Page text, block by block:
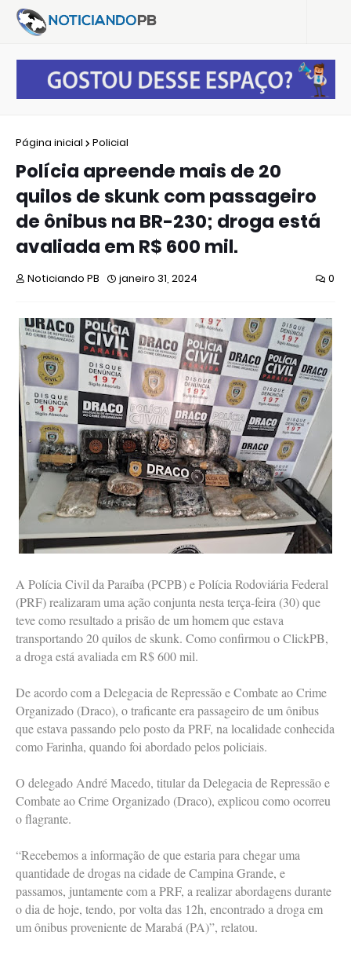
Página inicial Policial
Polícia apreende mais de 20
quilos de skunk com passageiro
de ônibus na BR-230; droga está
avaliada em R$ 600 mil.
Noticiando PB janeiro 31, 2024 0
A Polícia Civil da Paraíba (PCPB) e Polícia Rodoviária Federal
(PRF) realizaram uma ação conjunta nesta terça-feira (30) que
teve como resultado a prisão de um homem que estava
transportando 20 quilos de skunk. Como confirmou o ClickPB,
a droga está avaliada em R$ 600 mil.
De acordo com a Delegacia de Repressão e Combate ao Crime
Organizado (Draco), o traficante era passageiro de um ônibus
que estava passando pelo posto da PRF, na localidade conhecida
como Farinha, quando foi abordado pelos policiais.
O delegado André Macedo, titular da Delegacia de Repressão e
Combate ao Crime Organizado (Draco), explicou como ocorreu
o flagrante.
“Recebemos a informação de que estaria para chegar uma
quantidade de drogas na cidade de Campina Grande, e
passamos, juntamente com a PRF, a realizar abordagens durante
o dia de hoje, tendo, por volta das 12h, encontrado a droga em
um ônibus proveniente de Marabá (PA)”, relatou.